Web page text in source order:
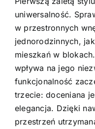
uniwersalność.
w przestronnych
jednorodzinnych,
mieszkań w
wpływa na jego
funkcjonalność
trzecie: doceniana
elegancja. Dzięki
przestrzeń